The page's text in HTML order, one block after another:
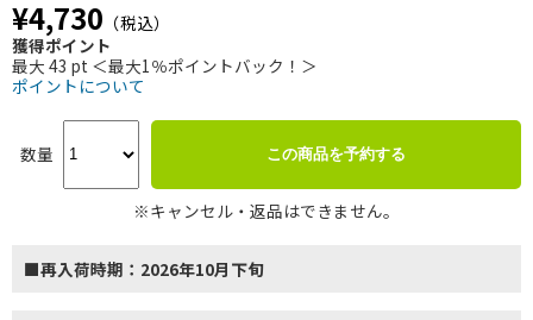
¥4,730 （税込）
獲得ポイント
最大 43 pt ＜最大1％ポイントバック！＞
ポイントについて
数量 この商品を予約する
※キャンセル・返品はできません。
■再入荷時期：2026年10月下旬